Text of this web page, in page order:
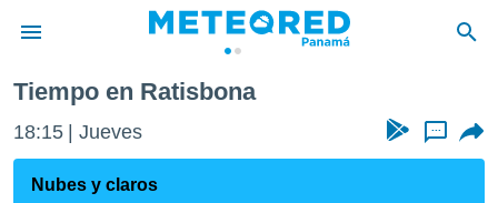
de
ha
Tiempo en Ratisbona
18:16 Jueves ...
Nubes y claros